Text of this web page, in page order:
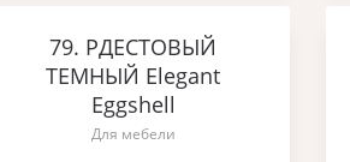
79. РДЕСТОВЫЙ
ТЕМНЫЙ Elegant
Eggshell
Для мебели